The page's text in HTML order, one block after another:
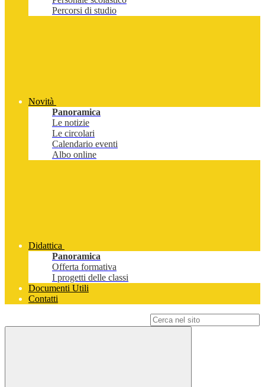
Percorsi di studio
Novità
Panoramica
Le notizie
Le circolari
Calendario eventi
Albo online
Didattica
Panoramica
Offerta formativa
I progetti delle classi
Documenti Utili
Contatti